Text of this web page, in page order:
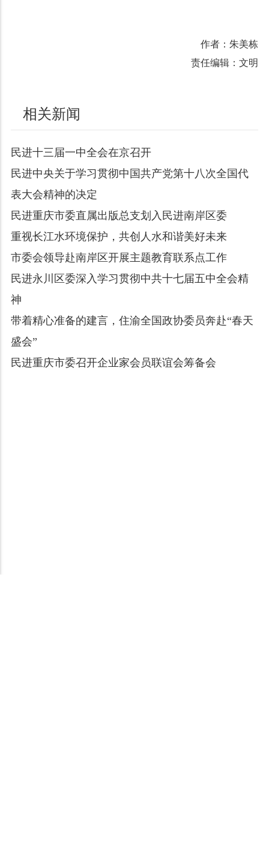
作者：朱美栋
责任编辑：文明
相关新闻
民进十三届一中全会在京召开
民进中央关于学习贯彻中国共产党第十八次全国代
表大会精神的决定
民进重庆市委直属出版总支划入民进南岸区委
重视长江水环境保护，共创人水和谐美好未来
市委会领导赴南岸区开展主题教育联系点工作
民进永川区委深入学习贯彻中共十七届五中全会精
神
带着精心准备的建言，住渝全国政协委员奔赴“春天
盛会”
民进重庆市委召开企业家会员联谊会筹备会